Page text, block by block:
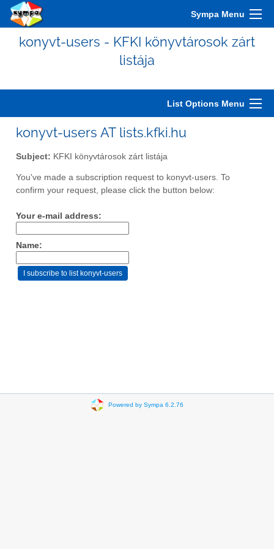
Sympa Menu
konyvt-users - KFKI könyvtárosok zárt
listája
List Options Menu
konyvt-users AT lists.kfki.hu
Subject: KFKI könyvtárosok zárt listája
You've made a subscription request to konyvt-users. To
confirm your request, please click the button below:
Your e-mail address:
Name:
Powered by Sympa 6.2.76